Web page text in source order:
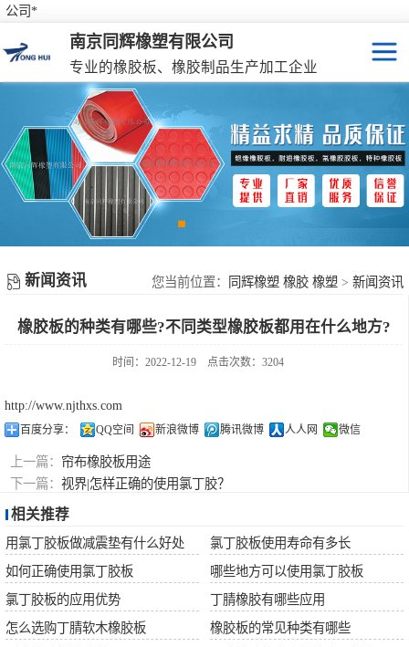
公司*
南京同辉橡塑有限公司
专业的橡胶板、橡胶制品生产加工企业
新闻资讯 您当前位置： 同辉橡塑 橡胶 橡塑 > 新闻资讯
橡胶板的种类有哪些?不同类型橡胶板都用在什么地方?
时间：2022-12-19 点击次数：3204
http://www.njthxs.com
百度分享： QQ空间 新浪微博 腾讯微博 人人网 微信
上一篇： 帘布橡胶板用途
下一篇： 视界|怎样正确的使用氯丁胶？
相关推荐
用氯丁胶板做减震垫有什么好处
氯丁胶板使用寿命有多长
如何正确使用氯丁胶板
哪些地方可以使用氯丁胶板
氯丁胶板的应用优势
丁腈橡胶有哪些应用
怎么选购丁腈软木橡胶板
橡胶板的常见种类有哪些
特种橡胶板
防滑橡胶垫
彩色橡胶垫
橡胶性能表